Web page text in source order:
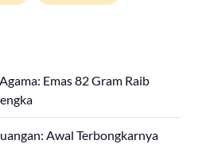
Emas 82 Gram Raib
Awal Terbongkarnya